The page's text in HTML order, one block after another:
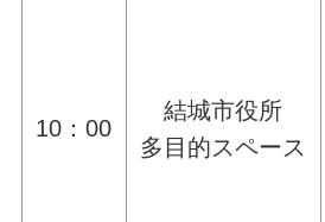
10：00
結城市役所
多目的スペース